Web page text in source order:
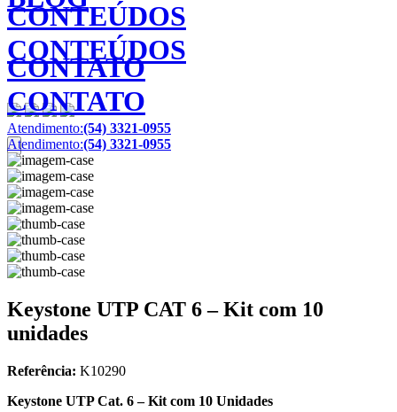
CONTEÚDOS
CONTATO
Atendimento:(54) 3321-0955
CONTEÚDOS
CONTATO
Atendimento:(54) 3321-0955
Keystone UTP CAT 6 – Kit com 10
unidades
Referência: K10290
Keystone UTP Cat. 6 – Kit com 10 Unidades